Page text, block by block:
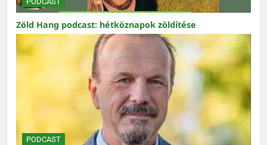
Zöld Hang podcast: hétköznapok zöldítése
PODCAST